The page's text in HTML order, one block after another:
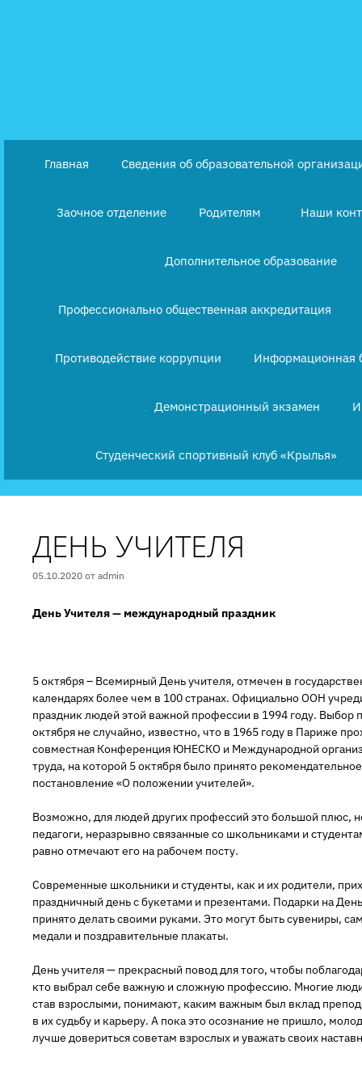
Главная Сведения об образовательной
Заочное отделение Родителям Наши
Дополнительное образование
Профессионально общественная аккредитация
Противодействие коррупции Информационная
Демонстрационный экзамен
Студенческий спортивный клуб «Крылья»
ДЕНЬ УЧИТЕЛЯ
05.10.2020 от admin
День Учителя — международный праздник
5 октября – Всемирный День учителя, отмечен в
календарях более чем в 100 странах. Официально ООН
праздник людей этой важной профессии в 1994 году. Выбор
октября не случайно, известно, что в 1965 году в Париже
совместная Конференция ЮНЕСКО и Международной
труда, на которой 5 октября было принято рекомендательное
постановление «О положении учителей».
Возможно, для людей других профессий это большой плюс,
педагоги, неразрывно связанные со школьниками и
равно отмечают его на рабочем посту.
Современные школьники и студенты, как и их родители,
праздничный день с букетами и презентами. Подарки на
принято делать своими руками. Это могут быть сувениры,
медали и поздравительные плакаты.
День учителя — прекрасный повод для того, чтобы
кто выбрал себе важную и сложную профессию. Многие
став взрослыми, понимают, каким важным был вклад
в их судьбу и карьеру. А пока это осознание не пришло,
лучше довериться советам взрослых и уважать своих